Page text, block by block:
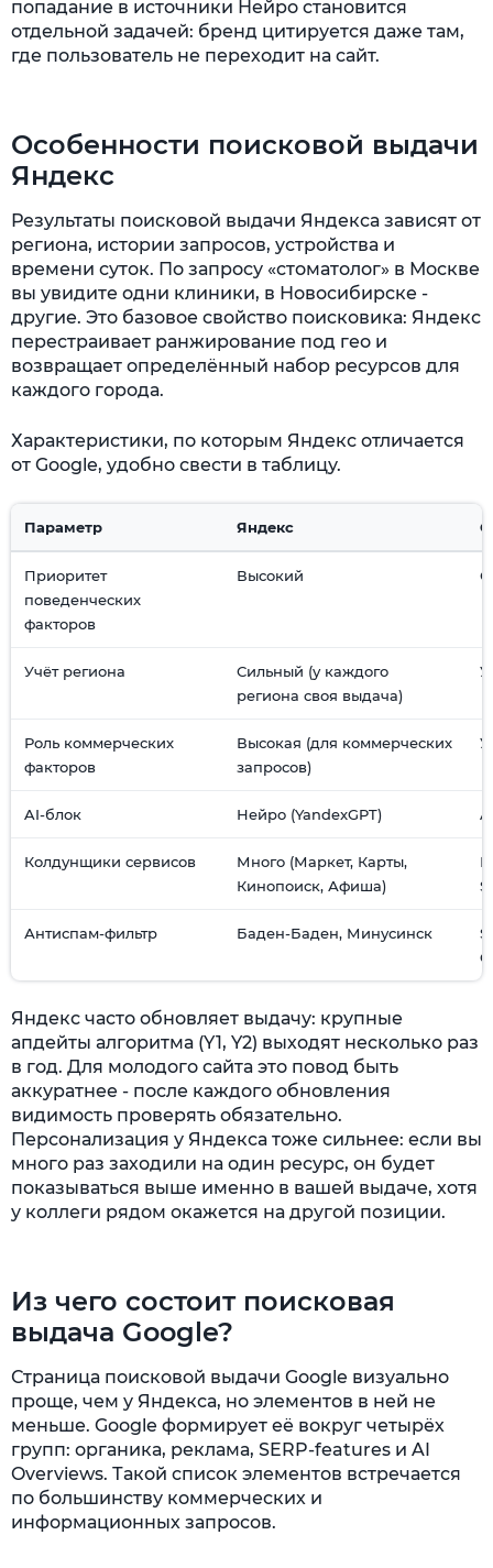
попадание в источники Нейро становится
отдельной задачей: бренд цитируется даже там,
где пользователь не переходит на сайт.
Особенности поисковой выдачи
Яндекс
Результаты поисковой выдачи Яндекса зависят от
региона, истории запросов, устройства и
времени суток. По запросу «стоматолог» в Москве
вы увидите одни клиники, в Новосибирске -
другие. Это базовое свойство поисковика: Яндекс
перестраивает ранжирование под гео и
возвращает определённый набор ресурсов для
каждого города.
Характеристики, по которым Яндекс отличается
от Google, удобно свести в таблицу.
Параметр Яндекс
Приоритет
поведенческих
факторов
Высокий
Учёт региона
Сильный (у каждого
региона своя выдача)
Роль коммерческих
факторов
Высокая (для коммерческих
запросов)
AI-блок Нейро (YandexGPT)
Колдунщики сервисов
Много (Маркет, Карты,
Кинопоиск, Афиша)
Антиспам-фильтр Баден-Баден, Минусинск
Яндекс часто обновляет выдачу: крупные
апдейты алгоритма (Y1, Y2) выходят несколько раз
в год. Для молодого сайта это повод быть
аккуратнее - после каждого обновления
видимость проверять обязательно.
Персонализация у Яндекса тоже сильнее: если вы
много раз заходили на один ресурс, он будет
показываться выше именно в вашей выдаче, хотя
у коллеги рядом окажется на другой позиции.
Из чего состоит поисковая
выдача Google?
Страница поисковой выдачи Google визуально
проще, чем у Яндекса, но элементов в ней не
меньше. Google формирует её вокруг четырёх
групп: органика, реклама, SERP-features и AI
Overviews. Такой список элементов встречается
по большинству коммерческих и
информационных запросов.